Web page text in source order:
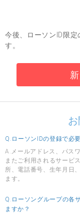
今後、ローソンID限
す。
Q.ローソンIDの登録で必
A.メールアドレス、パス
またご利用されるサービ
所、電話番号、生年月日
ます。
Q.ローソングループの各
ますか？